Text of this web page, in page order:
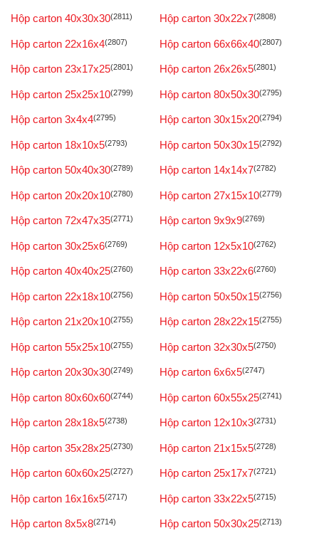
Hộp carton 40x30x30(2811) Hộp carton 30x22x7(2808)
Hộp carton 22x16x4(2807) Hộp carton 66x66x40(2807)
Hộp carton 23x17x25(2801) Hộp carton 26x26x5(2801)
Hộp carton 25x25x10(2799) Hộp carton 80x50x30(2795)
Hộp carton 3x4x4(2795) Hộp carton 30x15x20(2794)
Hộp carton 18x10x5(2793) Hộp carton 50x30x15(2792)
Hộp carton 50x40x30(2789) Hộp carton 14x14x7(2782)
Hộp carton 20x20x10(2780) Hộp carton 27x15x10(2779)
Hộp carton 72x47x35(2771) Hộp carton 9x9x9(2769)
Hộp carton 30x25x6(2769) Hộp carton 12x5x10(2762)
Hộp carton 40x40x25(2760) Hộp carton 33x22x6(2760)
Hộp carton 22x18x10(2756) Hộp carton 50x50x15(2756)
Hộp carton 21x20x10(2755) Hộp carton 28x22x15(2755)
Hộp carton 55x25x10(2755) Hộp carton 32x30x5(2750)
Hộp carton 20x30x30(2749) Hộp carton 6x6x5(2747)
Hộp carton 80x60x60(2744) Hộp carton 60x55x25(2741)
Hộp carton 28x18x5(2738) Hộp carton 12x10x3(2731)
Hộp carton 35x28x25(2730) Hộp carton 21x15x5(2728)
Hộp carton 60x60x25(2727) Hộp carton 25x17x7(2721)
Hộp carton 16x16x5(2717) Hộp carton 33x22x5(2715)
Hộp carton 8x5x8(2714) Hộp carton 50x30x25(2713)